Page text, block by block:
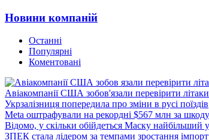
Новини компаній
Останні
Популярні
Коментовані
Авіакомпанії США зобов'язали перевірити
Укрзалізниця попередила про зміни в русі поїздів
Meta оштрафували на рекордні $567 млн за
Відомо, у скільки обійдеться Маску найбільший у
ЗПЕК стала лідером за темпами зростання